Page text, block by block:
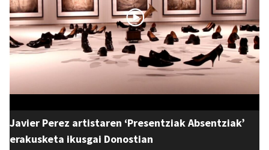
Javier Perez artistaren ‘Presentziak Absentziak’
erakusketa ikusgai Donostian